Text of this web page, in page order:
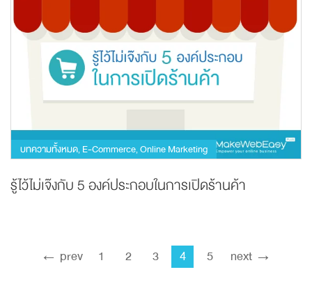
บทความทั้งหมด, E-Commerce,Online Marketing
รู้ไว้ไม่เจ๊งกับ 5 องค์ประกอบในการเปิดร้านค้า
← prev 1 2 3 4 5 next →